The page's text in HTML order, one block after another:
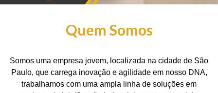
Quem Somos
Somos uma empresa jovem, localizada na cidade de São
Paulo, que carrega inovação e agilidade em nosso DNA,
trabalhamos com uma ampla linha de soluções em